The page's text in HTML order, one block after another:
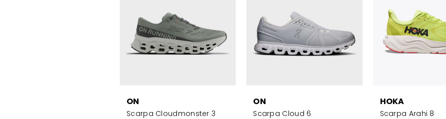
ON
Scarpa Cloudmonster 3
ON
Scarpa Cloud 6
HOKA
Scarpa Arahi 8